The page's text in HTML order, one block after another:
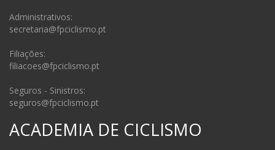
Administrativos:
secretaria@fpciclismo.pt
Filiações:
filiacoes@fpciclismo.pt
Seguros - Sinistros:
seguros@fpciclismo.pt
ACADEMIA DE CICLISMO